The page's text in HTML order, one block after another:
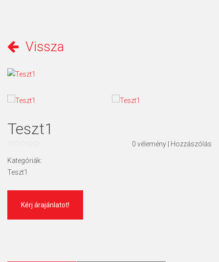
Vissza
Teszt1
az
5
0 vélemény Hozzászólás
Kategóriák:
Teszt1
Kérj árajánlatot!